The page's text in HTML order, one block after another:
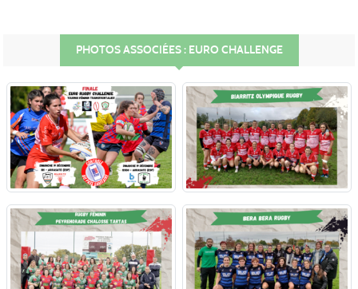
PHOTOS ASSOCIÉES : EURO CHALLENGE